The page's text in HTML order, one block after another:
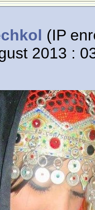
(IP
2013 :